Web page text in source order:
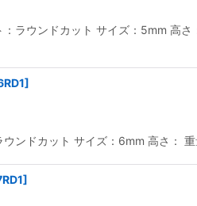
ラウンドカット サイズ：5mm 高
]
ンドカット サイズ：6mm 高さ：
]